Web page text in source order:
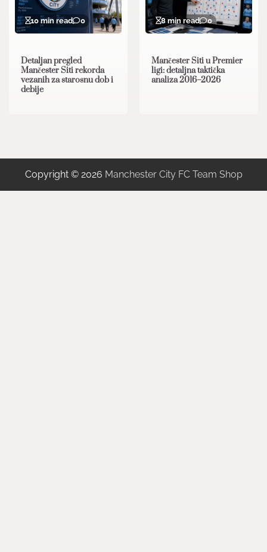
10 min read 0
Detaljan pregled
Mančester Siti rekorda
vezanih za starosnu dob i
debije
8 min read 0
Mančester Siti u Premier
ligi: detaljna taktička
analiza 2016–2026
Copyright © 2026 Manchester City FC Team Shop